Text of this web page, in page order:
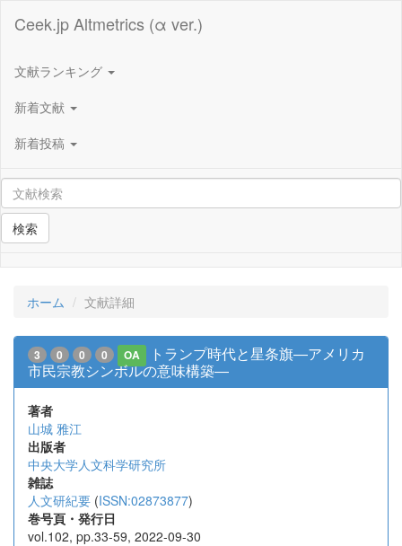
Ceek.jp Altmetrics (α ver.)
文献ランキング
新着文献
新着投稿
検索
ホーム 文献詳細
3 0 0 0 OA
トランプ時代と星条旗―アメリカ
市民宗教シンボルの意味構築―
著者
山城 雅江
出版者
中央大学人文科学研究所
雑誌
人文研紀要 (ISSN:02873877)
巻号頁・発行日
vol.102, pp.33-59, 2022-09-30